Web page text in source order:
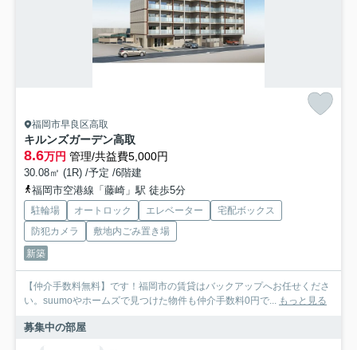
福岡市早良区高取
キルンズガーデン高取
8.6万円 管理/共益費5,000円
30.08㎡ (1R) /予定 /6階建
福岡市空港線「藤崎」駅 徒歩5分
駐輪場 オートロック エレベーター
宅配ボックス
防犯カメラ
敷地内ごみ置き場
新築
【仲介手数料無料】です！福岡市の賃貸はバックアップへお任せくださ
い。suumoやホームズで見つけた物件も仲介手数料0円で... もっと見る
募集中の部屋